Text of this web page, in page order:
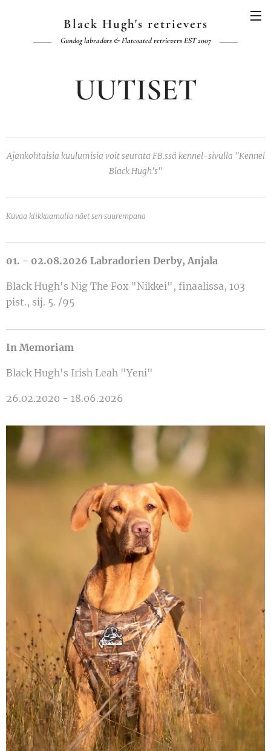
Black Hugh's retrievers
Gundog labradors & Flatcoated retrievers EST 2007
UUTISET
Ajankohtaisia kuulumisia voit seurata FB.ssä kennel-sivulla "Kennel
Black Hugh's"
Kuvaa klikkaamalla näet sen suurempana
01. - 02.08.2026 Labradorien Derby, Anjala
Black Hugh's Nig The Fox "Nikkei", finaalissa, 103
pist., sij. 5. /95
In Memoriam
Black Hugh's Irish Leah "Yeni"
26.02.2020 - 18.06.2026